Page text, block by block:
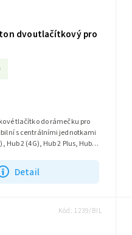
dvoutlačítkový pro
Detail
tlačítko do rámečku pro
Hub 2 (4G), Hub 2 Plus, Hub
Kód: 1239/BIL